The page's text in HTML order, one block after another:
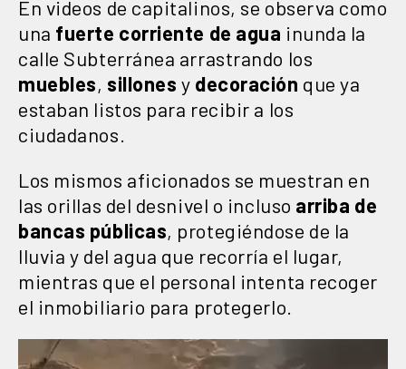
En videos de capitalinos, se observa como
una fuerte corriente de agua inunda la
calle Subterránea arrastrando los
muebles, sillones y decoración que ya
estaban listos para recibir a los
ciudadanos.
Los mismos aficionados se muestran en
las orillas del desnivel o incluso arriba de
bancas públicas, protegiéndose de la
lluvia y del agua que recorría el lugar,
mientras que el personal intenta recoger
el inmobiliario para protegerlo.
Reproductor